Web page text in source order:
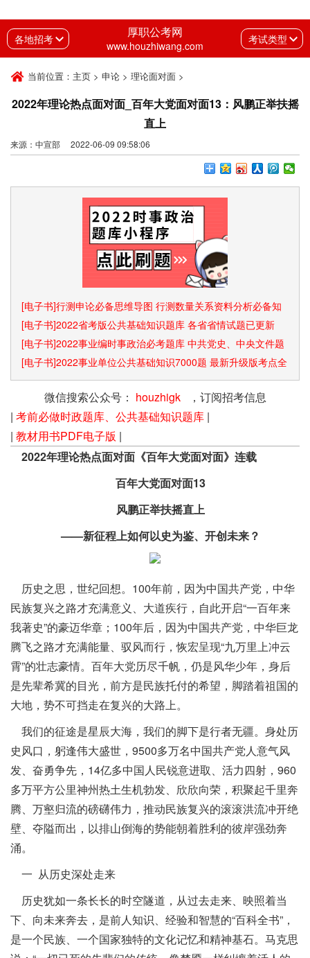
各地招考 厚职公考网
www.houzhiwang.com 考试类型
当前位置： 主页 > 申论 > 理论面对面 >
2022年理论热点面对面_百年大党面对面13：风鹏正举扶摇
直上
来源：中宣部 2022-06-09 09:58:06
[电子书]行测申论必备思维导图 行测数量关系资料分析必备知
识点和速算技巧
[电子书]2022省考版公共基础知识题库 各省省情试题已更新
[电子书]2022事业编时事政治必考题库 中共党史、中央文件题
库已更新
[电子书]2022事业单位公共基础知识7000题 最新升级版考点全
覆盖
微信搜索公众号： houzhigk，订阅招考信息
| 考前必做时政题库、公共基础知识题库 |
| 教材用书PDF电子版 |
2022年理论热点面对面《百年大党面对面》连载
百年大党面对面13
风鹏正举扶摇直上
——新征程上如何以史为鉴、开创未来？
历史之思，世纪回想。100年前，因为中国共产党，中华
民族复兴之路才充满意义、大道疾行，自此开启“一百年来
我著史”的豪迈华章；100年后，因为中国共产党，中华巨龙
腾飞之路才充满能量、驭风而行，恢宏呈现“九万里上冲云
霄”的壮志豪情。百年大党历尽千帆，仍是风华少年，身后
是先辈希冀的目光，前方是民族托付的希望，脚踏着祖国的
大地，势不可挡走在复兴的大路上。
我们的征途是星辰大海，我们的脚下是行者无疆。身处历
史风口，躬逢伟大盛世，9500多万名中国共产党人意气风
发、奋勇争先，14亿多中国人民锐意进取、活力四射，960
多万平方公里神州热土生机勃发、欣欣向荣，积聚起千里奔
腾、万壑归流的磅礴伟力，推动民族复兴的滚滚洪流冲开绝
壁、夺隘而出，以排山倒海的势能朝着胜利的彼岸强劲奔
涌。
一 从历史深处走来
历史犹如一条长长的时空隧道，从过去走来、映照着当
下、向未来奔去，是前人知识、经验和智慧的“百科全书”，
是一个民族、一个国家独特的文化记忆和精神基石。马克思